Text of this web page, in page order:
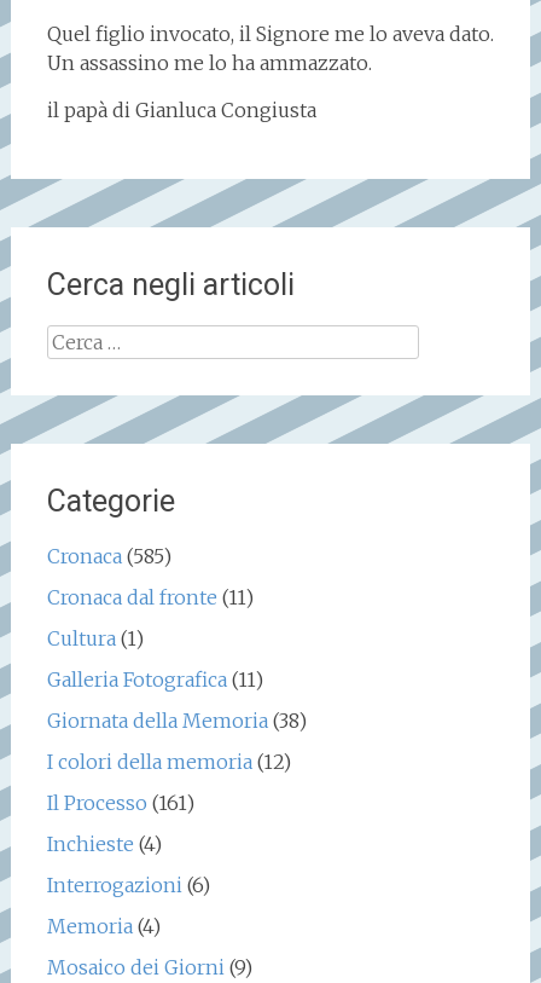
Quel figlio invocato, il Signore me lo aveva dato.
Un assassino me lo ha ammazzato.
il papà di Gianluca Congiusta
Cerca negli articoli
Ricerca
Categorie
Cronaca(585)
Cronaca dal fronte (11)
Cultura(1)
Galleria Fotografica(11)
Giornata della Memoria(38)
I colori della memoria(12)
Il Processo (161)
Inchieste (4)
Interrogazioni(6)
Memoria(4)
Mosaico dei Giorni(9)